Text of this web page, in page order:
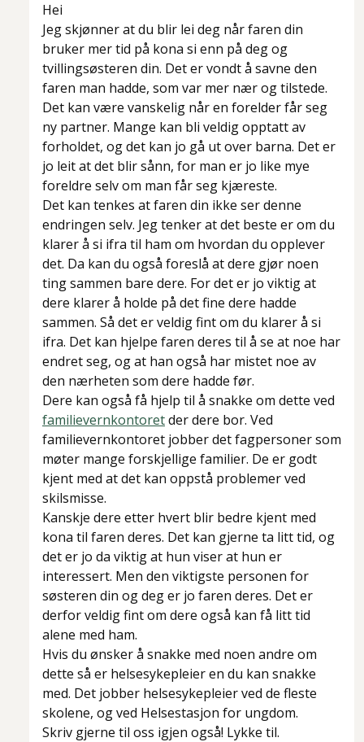
Hei
Jeg skjønner at du blir lei deg når faren din
bruker mer tid på kona si enn på deg og
tvillingsøsteren din. Det er vondt å savne den
faren man hadde, som var mer nær og tilstede.
Det kan være vanskelig når en forelder får seg
ny partner. Mange kan bli veldig opptatt av
forholdet, og det kan jo gå ut over barna. Det er
jo leit at det blir sånn, for man er jo like mye
foreldre selv om man får seg kjæreste.
Det kan tenkes at faren din ikke ser denne
endringen selv. Jeg tenker at det beste er om du
klarer å si ifra til ham om hvordan du opplever
det. Da kan du også foreslå at dere gjør noen
ting sammen bare dere. For det er jo viktig at
dere klarer å holde på det fine dere hadde
sammen. Så det er veldig fint om du klarer å si
ifra. Det kan hjelpe faren deres til å se at noe har
endret seg, og at han også har mistet noe av
den nærheten som dere hadde før.
Dere kan også få hjelp til å snakke om dette ved
familievernkontoretder dere bor. Ved
familievernkontoret jobber det fagpersoner som
møter mange forskjellige familier. De er godt
kjent med at det kan oppstå problemer ved
skilsmisse.
Kanskje dere etter hvert blir bedre kjent med
kona til faren deres. Det kan gjerne ta litt tid, og
det er jo da viktig at hun viser at hun er
interessert. Men den viktigste personen for
søsteren din og deg er jo faren deres. Det er
derfor veldig fint om dere også kan få litt tid
alene med ham.
Hvis du ønsker å snakke med noen andre om
dette så er helsesykepleier en du kan snakke
med. Det jobber helsesykepleier ved de fleste
skolene, og ved Helsestasjon for ungdom.
Skriv gjerne til oss igjen også! Lykke til.